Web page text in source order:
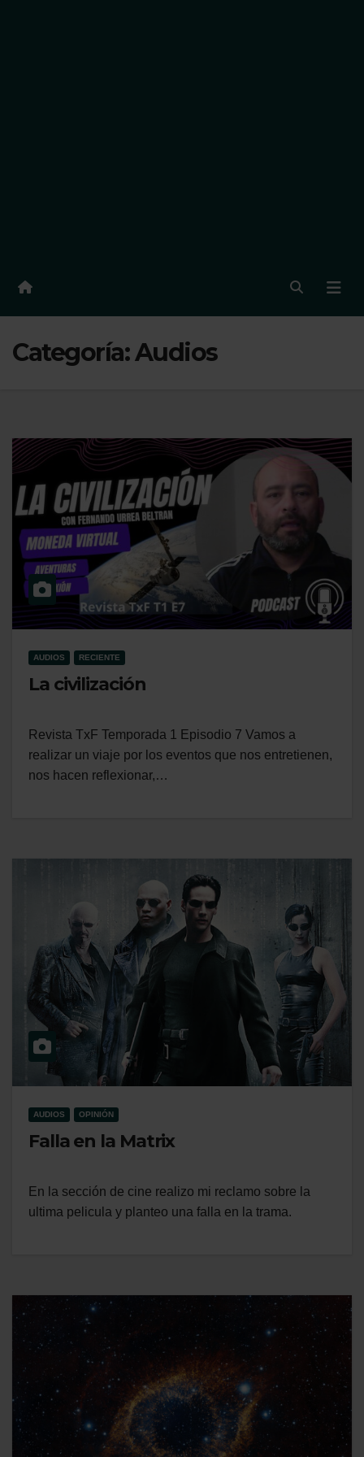
Categoría:Audios
AUDIOS RECIENTE
La civilización
Revista TxF Temporada 1 Episodio 7 Vamos a
realizar un viaje por los eventos que nos entretienen,
nos hacen reflexionar,…
AUDIOS OPINIÓN
Falla en la Matrix
En la sección de cine realizo mi reclamo sobre la
ultima pelicula y planteo una falla en la trama.